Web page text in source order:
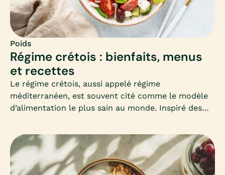
Poids
Régime crétois : bienfaits, menus
et recettes
Le régime crétois, aussi appelé régime
méditerranéen, est souvent cité comme le modèle
d’alimentation le plus sain au monde. Inspiré des
simplicité, les produits frais et les bonnes graisses.
Mais peut-il vraiment aider à maigrir ? Comment
l’adapter en hiver ? Voici un guide complet pour
comprendre et adopter ce mode d’alimentation